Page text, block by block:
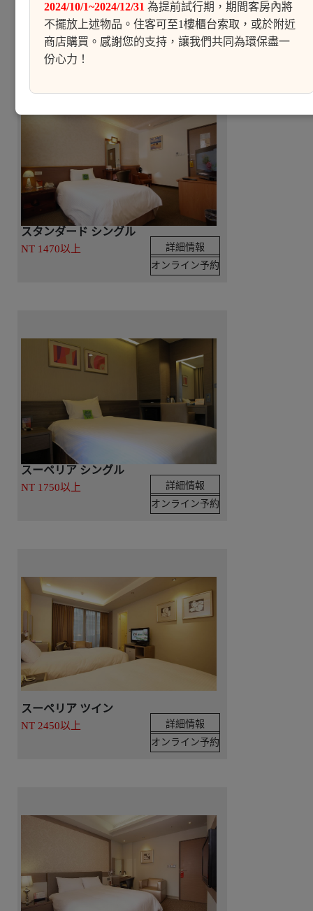
詳細情報
NT 1750以上
オンライン予約
スタンダード シングル
詳細情報
NT 1470以上
オンライン予約
スーペリア シングル
詳細情報
NT 1750以上
オンライン予約
スーペリア ツイン
詳細情報
NT 2450以上
オンライン予約
2024/10/1~2024/12/31 為提前試行期，期間客房內將
不擺放上述物品。住客可至1樓櫃台索取，或於附近
商店購買。感謝您的支持，讓我們共同為環保盡一
份心力！